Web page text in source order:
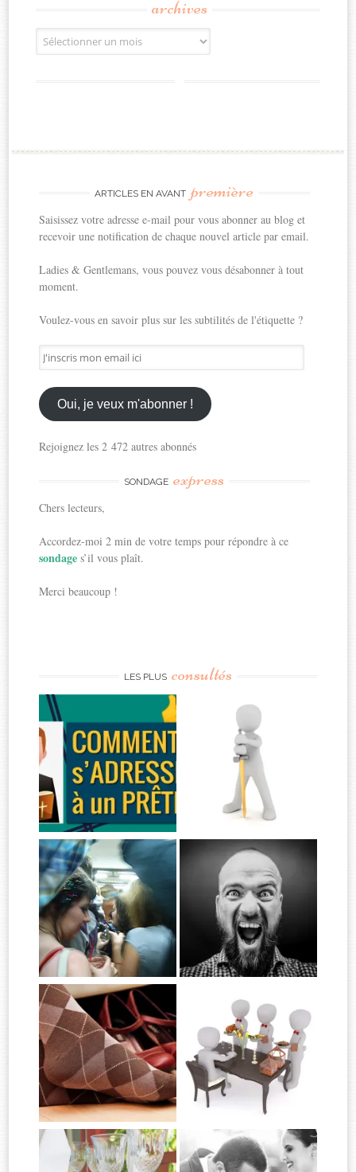
archives
Archives
ARTICLES EN AVANT première
Saisissez votre adresse e-mail pour vous abonner au blog et
recevoir une notification de chaque nouvel article par email.
Ladies & Gentlemans, vous pouvez vous désabonner à tout
moment.
Voulez-vous en savoir plus sur les subtilités de l'étiquette ?
J'inscris
mon
email
ici
Oui, je veux m'abonner !
Rejoignez les 2 472 autres abonnés
SONDAGE express
Chers lecteurs,
Accordez-moi 2 min de votre temps pour répondre à ce
sondages’il vous plaît.
Merci beaucoup !
LES PLUS consultés